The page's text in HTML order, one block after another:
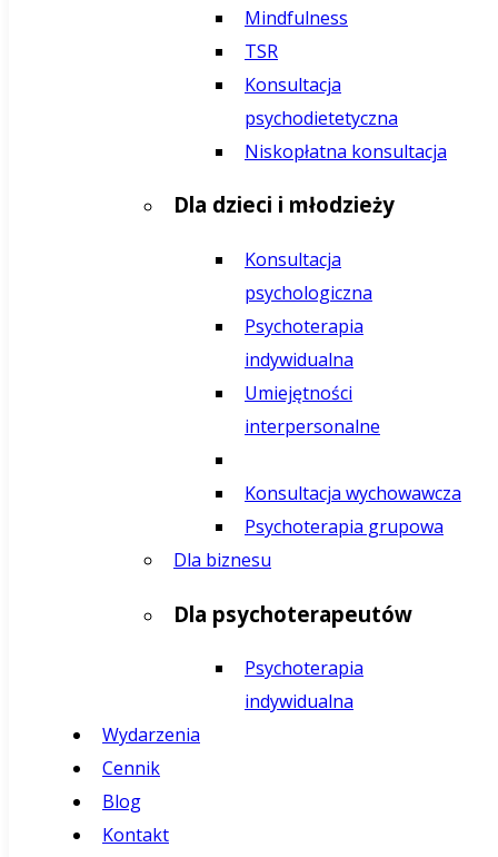
Mindfulness
TSR
Konsultacja
psychodietetyczna
Niskopłatna konsultacja
Dla dzieci i młodzieży
Konsultacja
psychologiczna
Psychoterapia
indywidualna
Umiejętności
interpersonalne
Konsultacja wychowawcza
Psychoterapia grupowa
Dla biznesu
Dla psychoterapeutów
Psychoterapia
indywidualna
Wydarzenia
Cennik
Blog
Kontakt